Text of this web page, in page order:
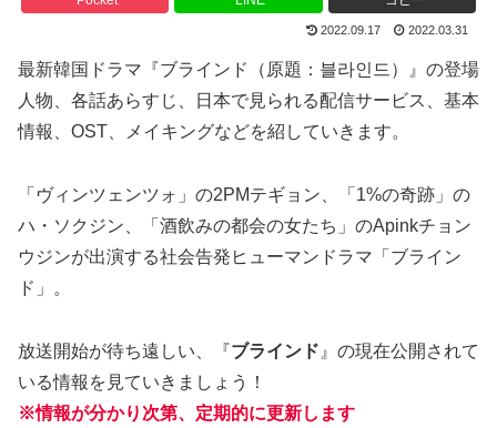
2022.09.17 2022.03.31
最新韓国ドラマ『ブラインド（原題：블라인드）』の登場
人物、各話あらすじ、日本で見られる配信サービス、基本
情報、OST、メイキングなどを紹していきます。
「ヴィンツェンツォ」の2PMテギョン、「1%の奇跡」の
ハ・ソクジン、「酒飲みの都会の女たち」のApinkチョン
ウジンが出演する社会告発ヒューマンドラマ「ブライン
ド」。
放送開始が待ち遠しい、『ブラインド 』の現在公開されて
いる情報を見ていきましょう！
※情報が分かり次第、定期的に更新します